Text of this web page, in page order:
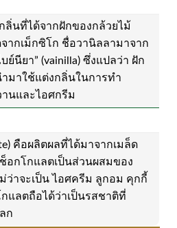
ลิ่นที่ได้จากฝักของกล้วยไม้
ากเม็กซิโก ชื่อวานิลลามาจาก
ย์นียา” (vainilla) ซึ่งแปลว่า ฝัก
มาใช้แต่งกลิ่นในการทำ
นและไอศกรีม
คือผลิตผลที่ได้มาจากเมล็ด
อกโกแลตเป็นส่วนผสมของ
าจะเป็น ไอศครีม ลูกอม คุกกี้
แลตถือได้ว่าเป็นรสชาติที่
ก